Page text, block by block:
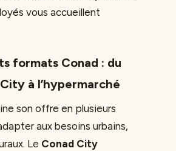
vous accueillent
formats Conad : du
à l’hypermarché
son offre en plusieurs
aux besoins urbains,
Le Conad City